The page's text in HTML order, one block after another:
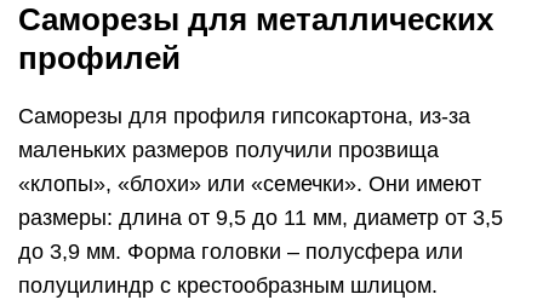
Саморезы для металлических
профилей
Саморезы для профиля гипсокартона, из-за
маленьких размеров получили прозвища
«клопы», «блохи» или «семечки». Они имеют
размеры: длина от 9,5 до 11 мм, диаметр от 3,5
до 3,9 мм. Форма головки – полусфера или
полуцилиндр с крестообразным шлицом.